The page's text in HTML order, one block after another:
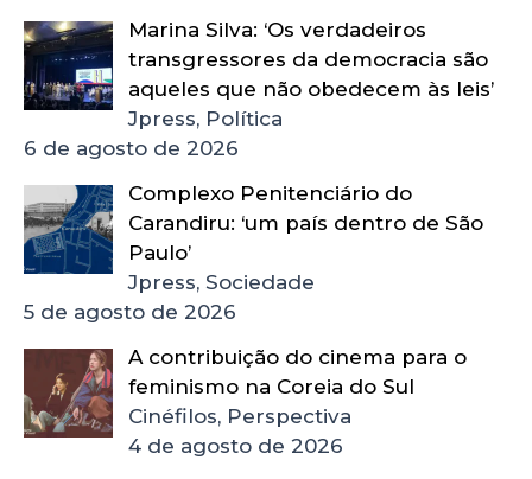
Marina Silva: ‘Os verdadeiros
transgressores da democracia são
aqueles que não obedecem às leis’
Jpress, Política
6 de agosto de 2026
Complexo Penitenciário do
Carandiru: ‘um país dentro de São
Paulo’
Jpress, Sociedade
5 de agosto de 2026
A contribuição do cinema para o
feminismo na Coreia do Sul
Cinéfilos, Perspectiva
4 de agosto de 2026